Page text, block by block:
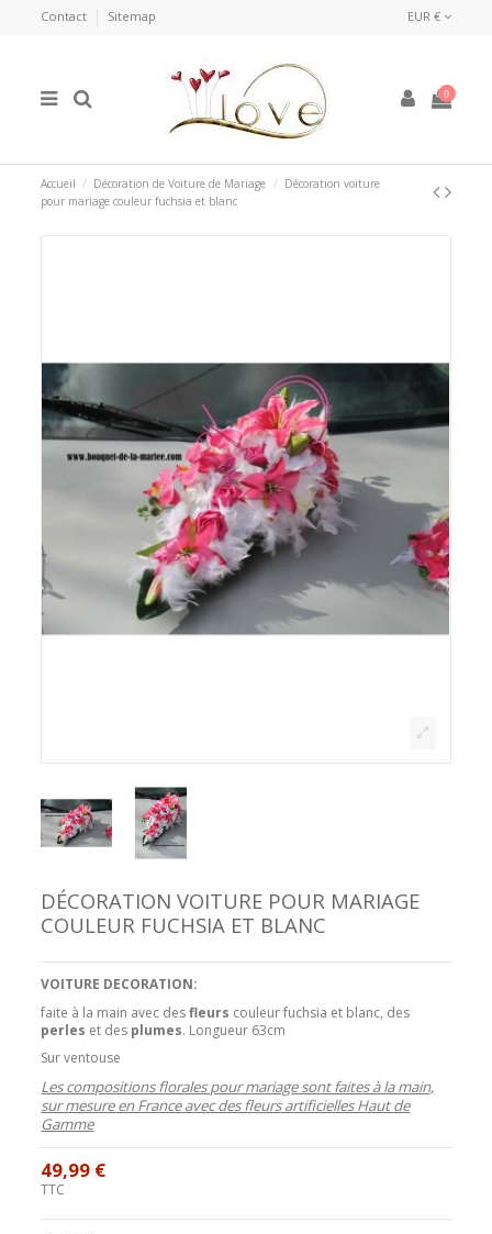
Contact Sitemap EUR €
0
Accueil Décoration de Voiture de Mariage
Décoration voiture
pour mariage couleur fuchsia et blanc
DÉCORATION VOITURE POUR MARIAGE
COULEUR FUCHSIA ET BLANC
VOITURE DECORATION:
faite à la main avec desfleurs couleur fuchsia et blanc, des
perles et des plumes. Longueur 63cm
Sur ventouse
Les compositions florales pour mariage sont faites à la main,
sur mesure en France avec des fleurs artificielles Haut de
Gamme
49,99 €
TTC